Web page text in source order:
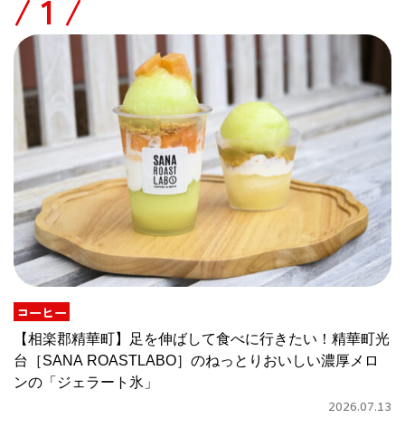
/
コーヒー
【相楽郡精華町】足を伸ばして食べに行きたい！精華町光
台［SANA ROASTLABO］のねっとりおいしい濃厚メロ
ンの「ジェラート氷」
2026.07.13